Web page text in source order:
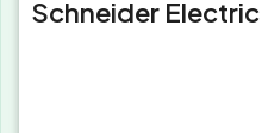
Schneider